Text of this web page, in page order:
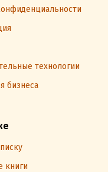
технологии
бизнеса
книги